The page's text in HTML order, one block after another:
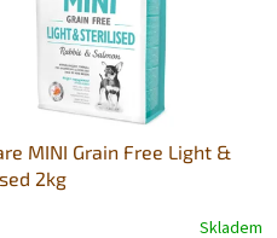
MINI Grain Free Light &
2kg
Skladem